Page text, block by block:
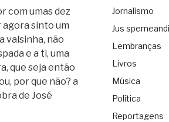
com umas dez
agora sinto um
valsinha, não
e a ti, uma
que seja então
por que não? a
de José
Jornalismo
Jus sperneandi
Lembranças
Livros
Música
Política
Reportagens